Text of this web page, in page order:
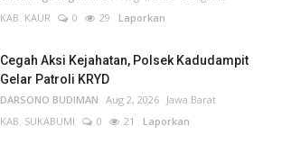
KAB. KAUR
0 29 Laporkan
Cegah Aksi Kejahatan, Polsek Kadudampit
Gelar Patroli KRYD
DARSONO BUDIMAN Aug 2, 2026 Jawa Barat
KAB. SUKABUMI
0 21 Laporkan